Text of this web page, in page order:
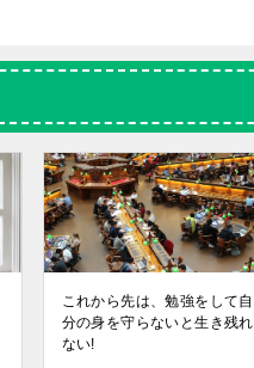
これから先は、勉強をして自
分の身を守らないと生き残れ
ない!